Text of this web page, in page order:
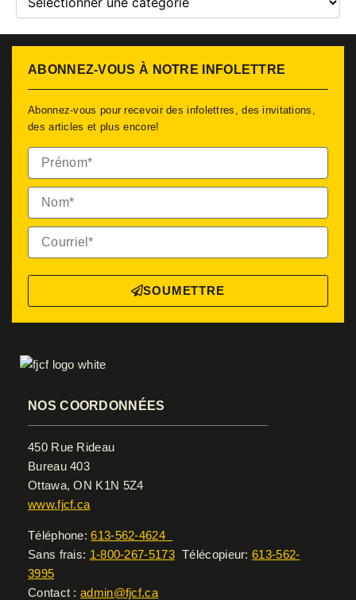
ABONNEZ-VOUS À NOTRE INFOLETTRE
Abonnez-vous pour recevoir des infolettres, des invitations,
des articles et plus encore!
Prénom*
Nom*
Courriel*
SOUMETTRE
NOS COORDONNÉES
450 Rue Rideau
Bureau 403
Ottawa, ON K1N 5Z4
www.fjcf.ca
Téléphone:613-562-4624
Sans frais: 1-800-267-5173Télécopieur:613-562-
3995
Contact : admin@fjcf.ca